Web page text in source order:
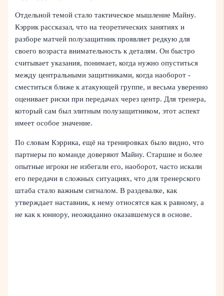
Отдельной темой стало тактическое мышление Майну.
Кэррик рассказал, что на теоретических занятиях и
разборе матчей полузащитник проявляет редкую для
своего возраста внимательность к деталям. Он быстро
считывает указания, понимает, когда нужно опуститься
между центральными защитниками, когда наоборот -
сместиться ближе к атакующей группе, и весьма уверенно
оценивает риски при передачах через центр. Для тренера,
который сам был элитным полузащитником, этот аспект
имеет особое значение.
По словам Кэррика, ещё на тренировках было видно, что
партнеры по команде доверяют Майну. Старшие и более
опытные игроки не избегали его, наоборот, часто искали
его передачи в сложных ситуациях, что для тренерского
штаба стало важным сигналом. В раздевалке, как
утверждает наставник, к нему относятся как к равному, а
не как к юниору, неожиданно оказавшемуся в основе.